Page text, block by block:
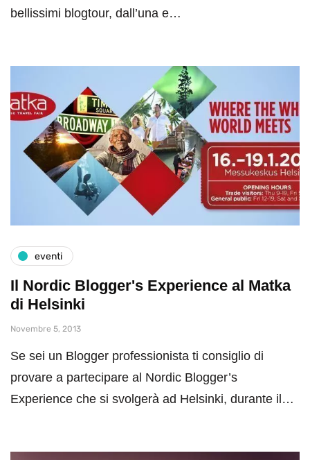
bellissimi blogtour, dall’una e…
eventi
Il Nordic Blogger's Experience al Matka
di Helsinki
Novembre 5, 2013
Se sei un Blogger professionista ti consiglio di
provare a partecipare al Nordic Blogger’s
Experience che si svolgerà ad Helsinki, durante il…